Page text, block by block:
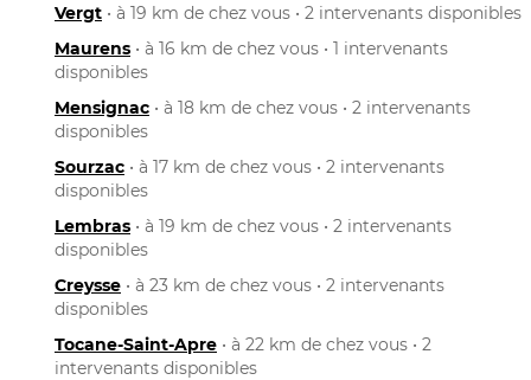
Vergt • à 19 km de chez vous • 2 intervenants disponibles
Maurens • à 16 km de chez vous • 1 intervenants
disponibles
Mensignac • à 18 km de chez vous • 2 intervenants
disponibles
Sourzac • à 17 km de chez vous • 2 intervenants
disponibles
Lembras • à 19 km de chez vous • 2 intervenants
disponibles
Creysse • à 23 km de chez vous • 2 intervenants
disponibles
Tocane-Saint-Apre • à 22 km de chez vous • 2
intervenants disponibles